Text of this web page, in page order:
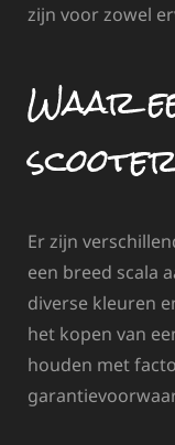
zijn voor zowel
Waar
Er zijn
een breed scala
diverse kleuren
het kopen van
houden met